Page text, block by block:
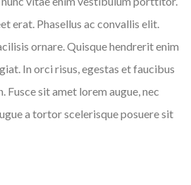
erat. Phasellus ac convallis elit.
ornare. Quisque hendrerit enim
In orci risus, egestas et faucibus
Fusce sit amet lorem augue, nec
a tortor scelerisque posuere sit